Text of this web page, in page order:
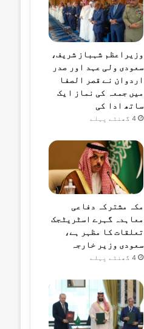
وزیراعظم شہباز شریف،
سعودی ولی عہد اور صدر
اردوان نے قصر الصفا
میں جمعہ کی نماز ایک
ساتھ ادا کی
4 گھنٹے پہلے
مکہ مشترکہ دفاعی
معاہدہ گہرے اسٹریٹجک
تعلقات کا مظہر ہے،
سعودی وزیر خارجہ
4 گھنٹے پہلے